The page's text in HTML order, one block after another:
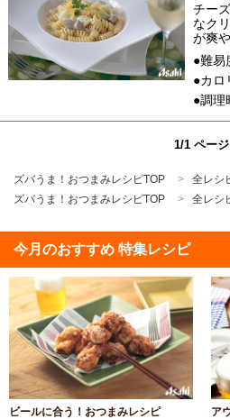
チー
なク
が爽
●難易
●カロ
●調理
1/1 ページ
ズバうま！おつまみレシピTOP 全レシ
ズバうま！おつまみレシピTOP
全レシ
今月のおすすめ 特集レシピ
ビールに合う！おつまみレシピ ア